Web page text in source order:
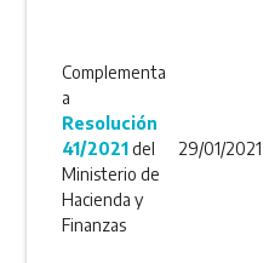
Complementa
a
Resolución
41/2021del
Ministerio de
Hacienda y
Finanzas
29/01/2021